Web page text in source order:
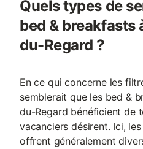
Quels types de
bed & breakfasts
du-Regard ?
En ce qui concerne les
semblerait que les bed &
du-Regard bénéficient de
vacanciers désirent. Ici,
offrent généralement